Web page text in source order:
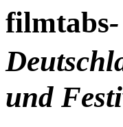
filmtabs
und